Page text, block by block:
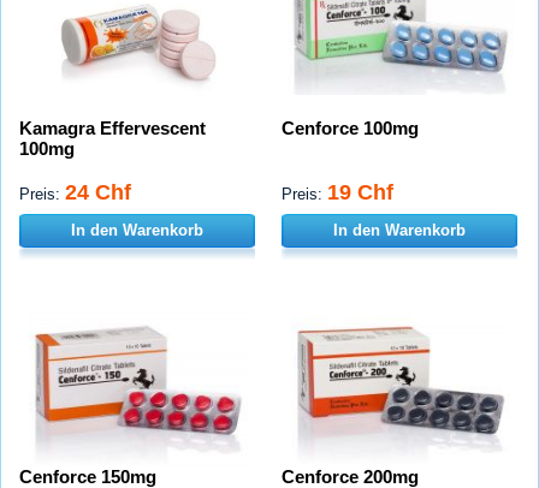
Kamagra Effervescent
100mg
Preis: 24 Chf
In den Warenkorb
Cenforce 100mg
Preis: 19 Chf
In den Warenkorb
Cenforce 150mg Cenforce 200mg